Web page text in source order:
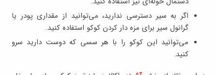
اگر به سیر دسترسی ندارید، می‌توانید از مقداری پودر یا
گرانول سیر برای مزه دار کردن کوکو استفاده کنید.
می‌توانید این کوکو را با هر سسی که دوست دارید سرو
کنید.